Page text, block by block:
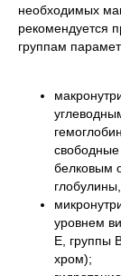
необходимых
рекомендуется
группам
белковым
уровнем
Е, группы
хром);